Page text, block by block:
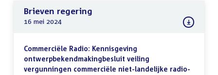
Brieven regering
16 mei 2024
Commerciële Radio: Kennisgeving
ontwerpbekendmakingbesluit veiling
vergunningen commerciële niet-landelijke radio-